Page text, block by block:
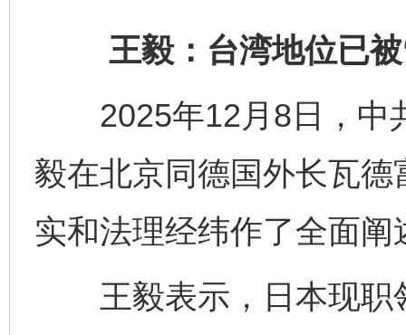
王毅：台湾地位已被
2025年12月8日，中
毅在北京同德国外长瓦
实和法理经纬作了全面阐
王毅表示，日本现职